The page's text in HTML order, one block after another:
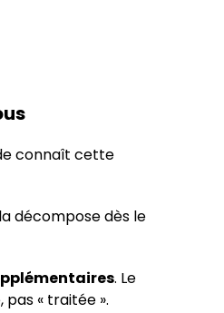
connaît cette
décompose dès le
. Le
« traitée ».